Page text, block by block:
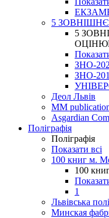
5
5
ЗНО-
ЗНО-
Деол Львів
MM
Asgardian
Поліграфія
Поліграфія
Показати всі
100 книг м.
100
1
Львівська
Минская